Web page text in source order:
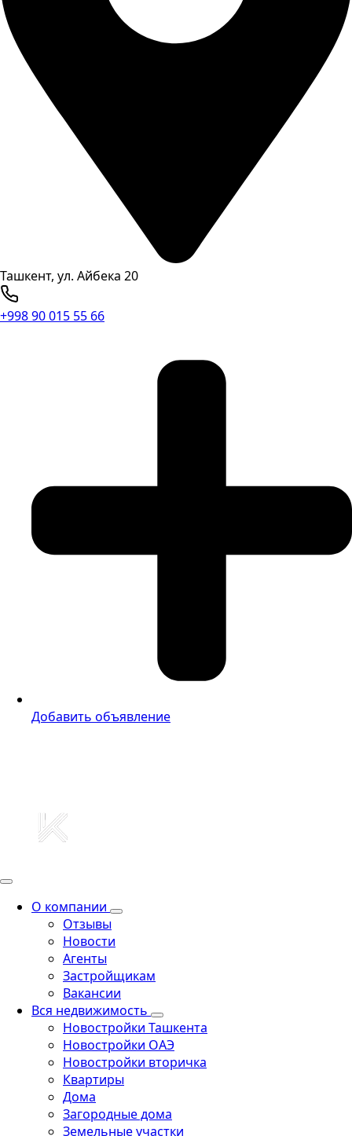
Ташкент, ул. Айбека 20
+998 90 015 55 66
Добавить объявление
О компании
Отзывы
Новости
Агенты
Застройщикам
Вакансии
Вся недвижимость
Новостройки Ташкента
Новостройки ОАЭ
Новостройки вторичка
Квартиры
Дома
Загородные дома
Земельные участки